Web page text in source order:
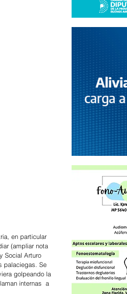
en particular
(ampliar nota
Social Arturo
palaciegas. Se
golpeando la
internas  a